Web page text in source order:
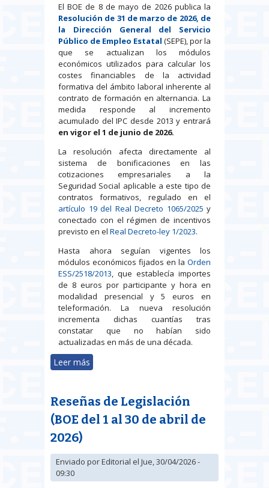
El BOE de 8 de mayo de 2026 publica la
Resolución de 31 de marzo de 2026, de
la Dirección General del Servicio
Público de Empleo Estatal (SEPE), por la
que se actualizan los módulos
económicos utilizados para calcular los
costes financiables de la actividad
formativa del ámbito laboral inherente al
contrato de formación en alternancia. La
medida responde al incremento
acumulado del IPC desde 2013 y entrará
en vigor el 1 de junio de 2026.
La resolución afecta directamente al
sistema de bonificaciones en las
cotizaciones empresariales a la
Seguridad Social aplicable a este tipo de
contratos formativos, regulado en el
artículo 19 del Real Decreto 1065/2025 y
conectado con el régimen de incentivos
previsto en el Real Decreto-ley 1/2023.
Hasta ahora seguían vigentes los
módulos económicos fijados en la Orden
ESS/2518/2013, que establecía importes
de 8 euros por participante y hora en
modalidad presencial y 5 euros en
teleformación. La nueva resolución
incrementa dichas cuantías tras
constatar que no habían sido
actualizadas en más de una década.
Leer más
formación en alternancia
Reseñas de Legislación
(BOE del 1 al 30 de abril de
2026)
Enviado porEditorial el Jue, 30/04/2026 -
09:30